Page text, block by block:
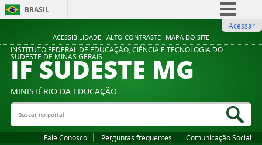
ACESSIBILIDADE ALTO CONTRASTE MAPA DO SITE
BRASIL
Comunica BR
Participe
Legislação
Acessar
INSTITUTO FEDERAL DE EDUCAÇÃO, CIÊNCIA E TECNOLOGIA DO
SUDESTE DE MINAS GERAIS
IF SUDESTE MG
MINISTÉRIO DA EDUCAÇÃO
Buscar no portal
Fale Conosco Perguntas frequentes Comunicação Social